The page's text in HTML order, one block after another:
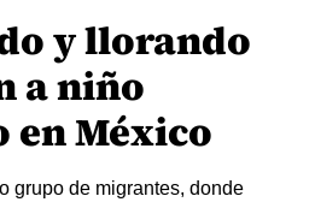
y llorando
a niño
en México
grupo de migrantes, donde